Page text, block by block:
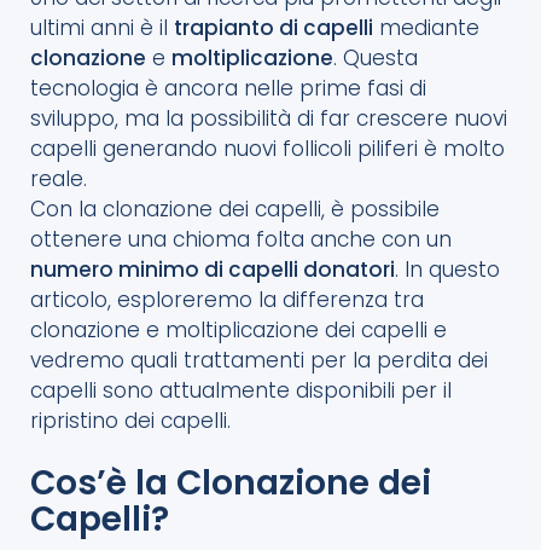
ultimi anni è il trapianto di capelli mediante
clonazione e moltiplicazione. Questa
tecnologia è ancora nelle prime fasi di
sviluppo, ma la possibilità di far crescere nuovi
capelli generando nuovi follicoli piliferi è molto
reale.
Con la clonazione dei capelli, è possibile
ottenere una chioma folta anche con un
numero minimo di capelli donatori. In questo
articolo, esploreremo la differenza tra
clonazione e moltiplicazione dei capelli e
vedremo quali trattamenti per la perdita dei
capelli sono attualmente disponibili per il
ripristino dei capelli.
Cos’è la Clonazione dei
Capelli?